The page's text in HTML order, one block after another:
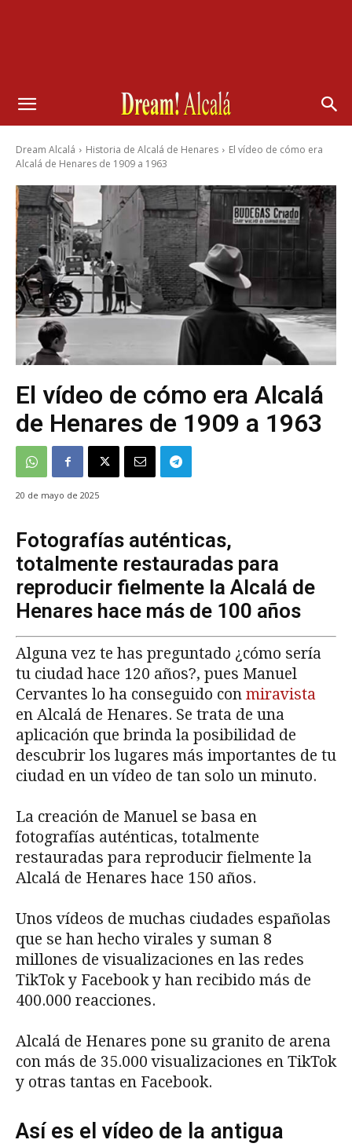
Dream Alcalá Historia de Alcalá de Henares
El vídeo de cómo era
Alcalá de Henares de 1909 a 1963
El vídeo de cómo era Alcalá
de Henares de 1909 a 1963
20 de mayo de 2025
Fotografías auténticas,
totalmente restauradas para
reproducir fielmente la Alcalá de
Henares hace más de 100 años
Alguna vez te has preguntado ¿cómo sería
tu ciudad hace 120 años?, pues Manuel
Cervantes lo ha conseguido con miravista
en Alcalá de Henares. Se trata de una
aplicación que brinda la posibilidad de
descubrir los lugares más importantes de tu
ciudad en un vídeo de tan solo un minuto.
La creación de Manuel se basa en
fotografías auténticas, totalmente
restauradas para reproducir fielmente la
Alcalá de Henares hace 150 años.
Unos vídeos de muchas ciudades españolas
que se han hecho virales y suman 8
millones de visualizaciones en las redes
TikTok y Facebook y han recibido más de
400.000 reacciones.
Alcalá de Henares pone su granito de arena
con más de 35.000 visualizaciones en TikTok
y otras tantas en Facebook.
Así es el vídeo de la antigua